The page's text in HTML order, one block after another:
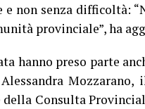
e non senza difficoltà:
provinciale”, ha
hanno preso parte
della Consulta